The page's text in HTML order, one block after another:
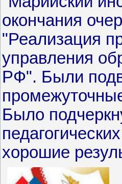
окончания
"Реализация
управления
РФ". Были
Было
хорошие